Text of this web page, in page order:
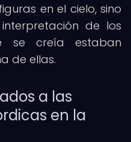
en el cielo, sino
de los
se creía estaban
de ellas.
a las
en la